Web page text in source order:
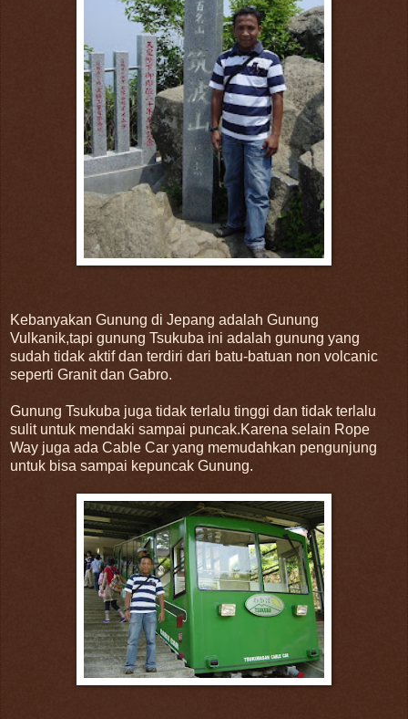
Kebanyakan Gunung di Jepang adalah Gunung
Vulkanik,tapi gunung Tsukuba ini adalah gunung yang
sudah tidak aktif dan terdiri dari batu-batuan non volcanic
seperti Granit dan Gabro.
Gunung Tsukuba juga tidak terlalu tinggi dan tidak terlalu
sulit untuk mendaki sampai puncak.Karena selain Rope
Way juga ada Cable Car yang memudahkan pengunjung
untuk bisa sampai kepuncak Gunung.